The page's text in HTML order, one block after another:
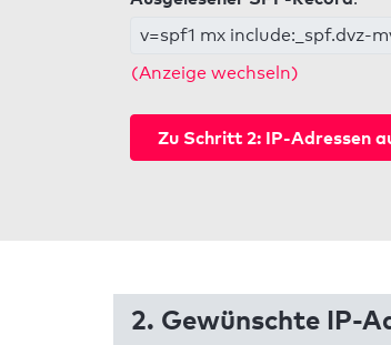
v=spf1 mx include:_spf.dvz-
(Anzeige wechseln)
Zu Schritt 2: IP-Adressen
2. Gewünschte IP-